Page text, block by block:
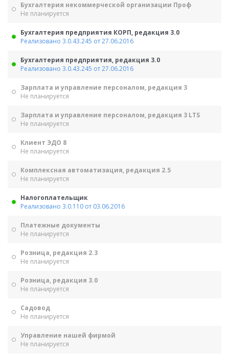
Бухгалтерия некоммерческой организации Проф
Не планируется
Бухгалтерия предприятия КОРП, редакция 3.0
Реализовано 3.0.43.245 от 27.06.2016
Бухгалтерия предприятия, редакция 3.0
Реализовано 3.0.43.245 от 27.06.2016
Зарплата и управление персоналом, редакция 3
Не планируется
Зарплата и управление персоналом, редакция 3 LTS
Не планируется
Клиент ЭДО 8
Не планируется
Комплексная автоматизация, редакция 2.5
Не планируется
Налогоплательщик
Реализовано 3.0.110 от 03.06.2016
Платежные документы
Не планируется
Розница, редакция 2.3
Не планируется
Розница, редакция 3.0
Не планируется
Садовод
Не планируется
Управление нашей фирмой
Не планируется